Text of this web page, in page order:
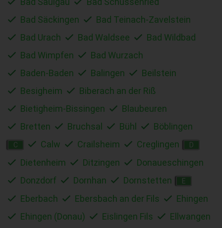
Bad Säckingen
Bad Teinach-Zavelstein
Bad Urach
Bad Waldsee
Bad Wildbad
Bad Wimpfen
Bad Wurzach
Baden-Baden
Balingen
Beilstein
Besigheim
Biberach an der Riß
Bietigheim-Bissingen
Blaubeuren
Bretten
Bruchsal Bühl Böblingen
C Calw Crailsheim Creglingen D
Dietenheim Ditzingen
Donaueschingen
Donzdorf
Dornhan Dornstetten E
Eberbach Ebersbach an der Fils
Ehingen
Ehingen (Donau)
Eislingen Fils
Ellwangen